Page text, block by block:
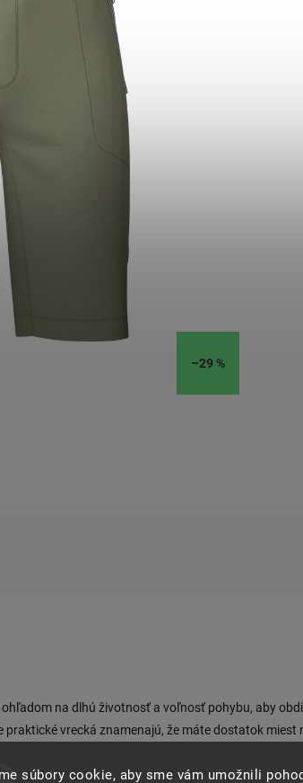
súbory cookie, aby sme vám umožnili
–29 %
na dlhú životnosť a voľnosť pohybu, aby
praktické vrecká znamenajú, že máte dostatok
ktorí požadujú dokonalú kombináciu pohodlia,